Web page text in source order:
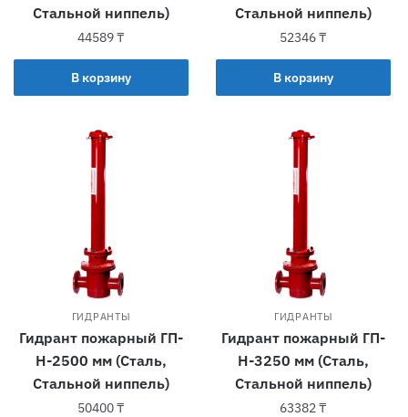
Стальной ниппель)
44589₸
В корзину
Стальной ниппель)
52346₸
В корзину
ГИДРАНТЫ
Гидрант пожарный ГП-
Н-2500 мм (Сталь,
Стальной ниппель)
50400₸
ГИДРАНТЫ
Гидрант пожарный ГП-
Н-3250 мм (Сталь,
Стальной ниппель)
63382₸